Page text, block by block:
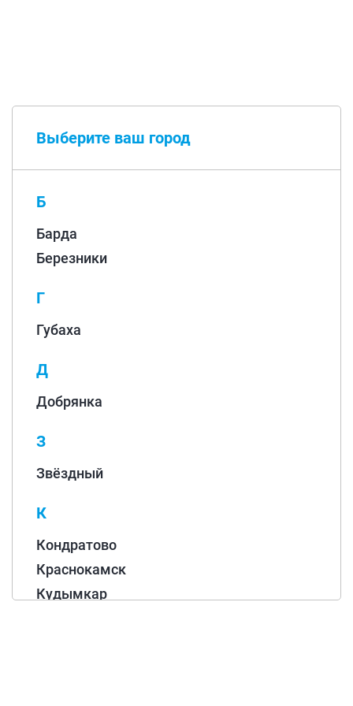
Выберите ваш город
Б
Барда
Березники
Г
Губаха
Д
Добрянка
З
Звёздный
К
Кондратово
Краснокамск
Кудымкар